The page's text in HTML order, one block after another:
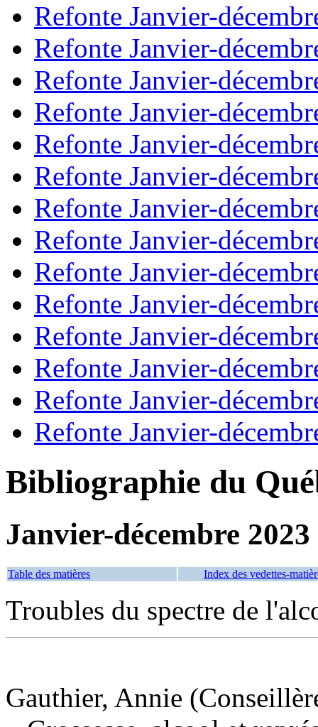
Refonte Janvier-
Refonte Janvier-
Refonte Janvier-
Refonte Janvier-
Refonte Janvier-
Refonte Janvier-
Refonte Janvier-
Refonte Janvier-
Refonte Janvier-
Refonte Janvier-
Refonte Janvier-
Refonte Janvier-
Refonte Janvier-
Refonte Janvier-
Bibliographie du
Janvier-décembre 2023
Table des matières Index des vedettes-
Troubles du spectre de
Gauthier, Annie